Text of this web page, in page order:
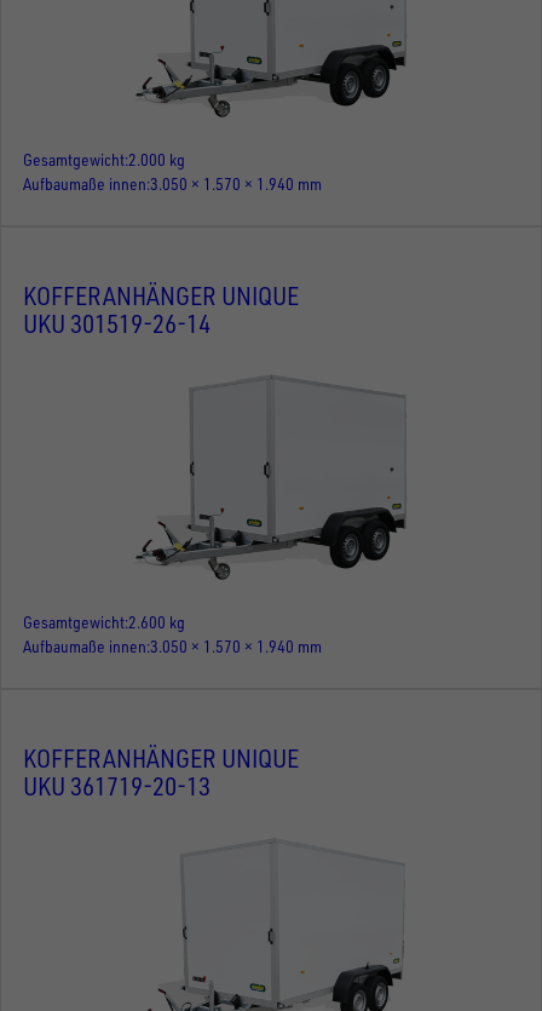
Gesamtgewicht 2.000 kg
Aufbaumaße innen 3.050 × 1.570 × 1.940 mm
KOFFERANHÄNGER UNIQUE
UKU 301519-26-14
Gesamtgewicht 2.600 kg
Aufbaumaße innen 3.050 × 1.570 × 1.940 mm
KOFFERANHÄNGER UNIQUE
UKU 361719-20-13